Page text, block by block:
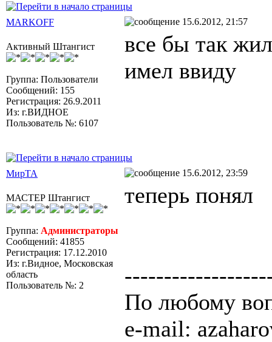
MARKOFF 15.6.2012, 21:57
Активный Штангист
Группа: Пользователи
Сообщений: 155
Регистрация: 26.9.2011
Из: г.ВИДНОЕ
Пользователь №: 6107
все бы так
имел ввиду
МирТА 15.6.2012, 23:59
МАСТЕР Штангист
Группа: Администраторы
Сообщений: 41855
Регистрация: 17.12.2010
Из: г.Видное, Московская
область
Пользователь №: 2
теперь понял
По любому
e-mail: